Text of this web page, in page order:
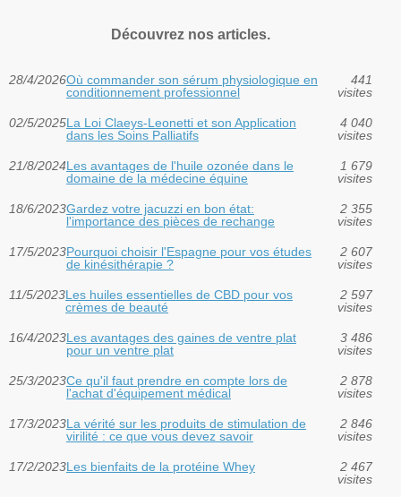
Découvrez nos articles.
28/4/2026Où commander son sérum physiologique en
conditionnement professionnel
441
visites
02/5/2025La Loi Claeys-Leonetti et son Application
dans les Soins Palliatifs
4 040
visites
21/8/2024Les avantages de l'huile ozonée dans le
domaine de la médecine équine
1 679
visites
18/6/2023Gardez votre jacuzzi en bon état:
l'importance des pièces de rechange
2 355
visites
17/5/2023Pourquoi choisir l'Espagne pour vos études
de kinésithérapie ?
2 607
visites
11/5/2023Les huiles essentielles de CBD pour vos
crèmes de beauté
2 597
visites
16/4/2023Les avantages des gaines de ventre plat
pour un ventre plat
3 486
visites
25/3/2023Ce qu'il faut prendre en compte lors de
l'achat d'équipement médical
2 878
visites
17/3/2023La vérité sur les produits de stimulation de
virilité : ce que vous devez savoir
2 846
visites
17/2/2023Les bienfaits de la protéine Whey
2 467
visites